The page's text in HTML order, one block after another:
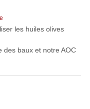
les huiles olives
des baux et notre AOC